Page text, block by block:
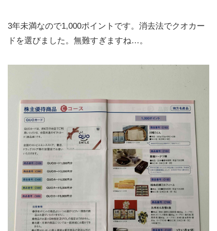
3年未満なので1,000ポイントです。消去法でクオカー
ドを選びました。無難すぎますね…。